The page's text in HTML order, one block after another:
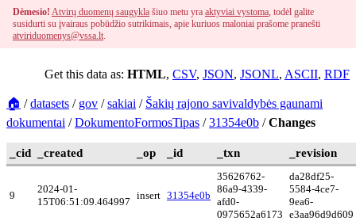
Dėmesio! Atvirų duomenų saugykla šiuo metu yra aktyviai vystoma, todėl galite
susidurti su įvairaus pobūdžio sutrikimais, apie kuriuos maloniai prašome pranešti
atviriduomenys@vssa.lt.
Get this data as: HTML, CSV, JSON, JSONL, ASCII, RDF
🏠 /datasets / gov /sakiai / Šakių rajono savivaldybės gaunami
dokumentai /DokumentoFormosTipas /31354e0b /Changes
_cid _created _op _id _txn _revision
9
2024-01-
15T06:51:09.464997
insert 31354e0b
35626762-
86a9-4339-
afd0-
0975652a6173
da28df25-
5584-4ce7-
9ea6-
e3aa96d9d609